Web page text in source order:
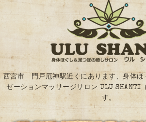
西宮市 門戸厄神駅近くにあります、身体ほ
ゼーションマッサージサロン ULU SHANTI
す。